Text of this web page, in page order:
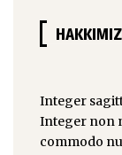
Integer
Integer non
commodo